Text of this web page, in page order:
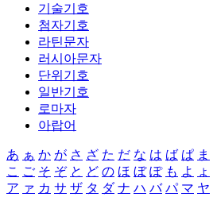
기술기호
첨자기호
라틴문자
러시아문자
단위기호
일반기호
로마자
아랍어
あ ぁ か が さ ざ た だ な は ば ぱ ま
こ ご そ ぞ と ど の ほ ぼ ぽ も よ ょ
ア ァ カ サ ザ タ ダ ナ ハ バ パ マ ヤ